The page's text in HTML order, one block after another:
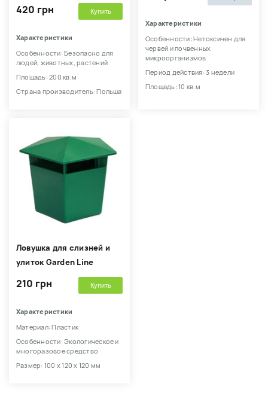
420 грн Купить
Характеристики
Особенности: Безопасно для
людей, животных, растений
Площадь: 200 кв.м
Страна производитель: Польша
Характеристики
Особенности: Нетоксичен для
червей и почвенных
микроорганизмов
Период действия: 3 недели
Площадь: 10 кв.м
Ловушка для слизней и
улиток Garden Line
210 грн Купить
Характеристики
Материал: Пластик
Особенности: Экологическое и
многоразовое средство
Размер: 100 х 120 х 120 мм